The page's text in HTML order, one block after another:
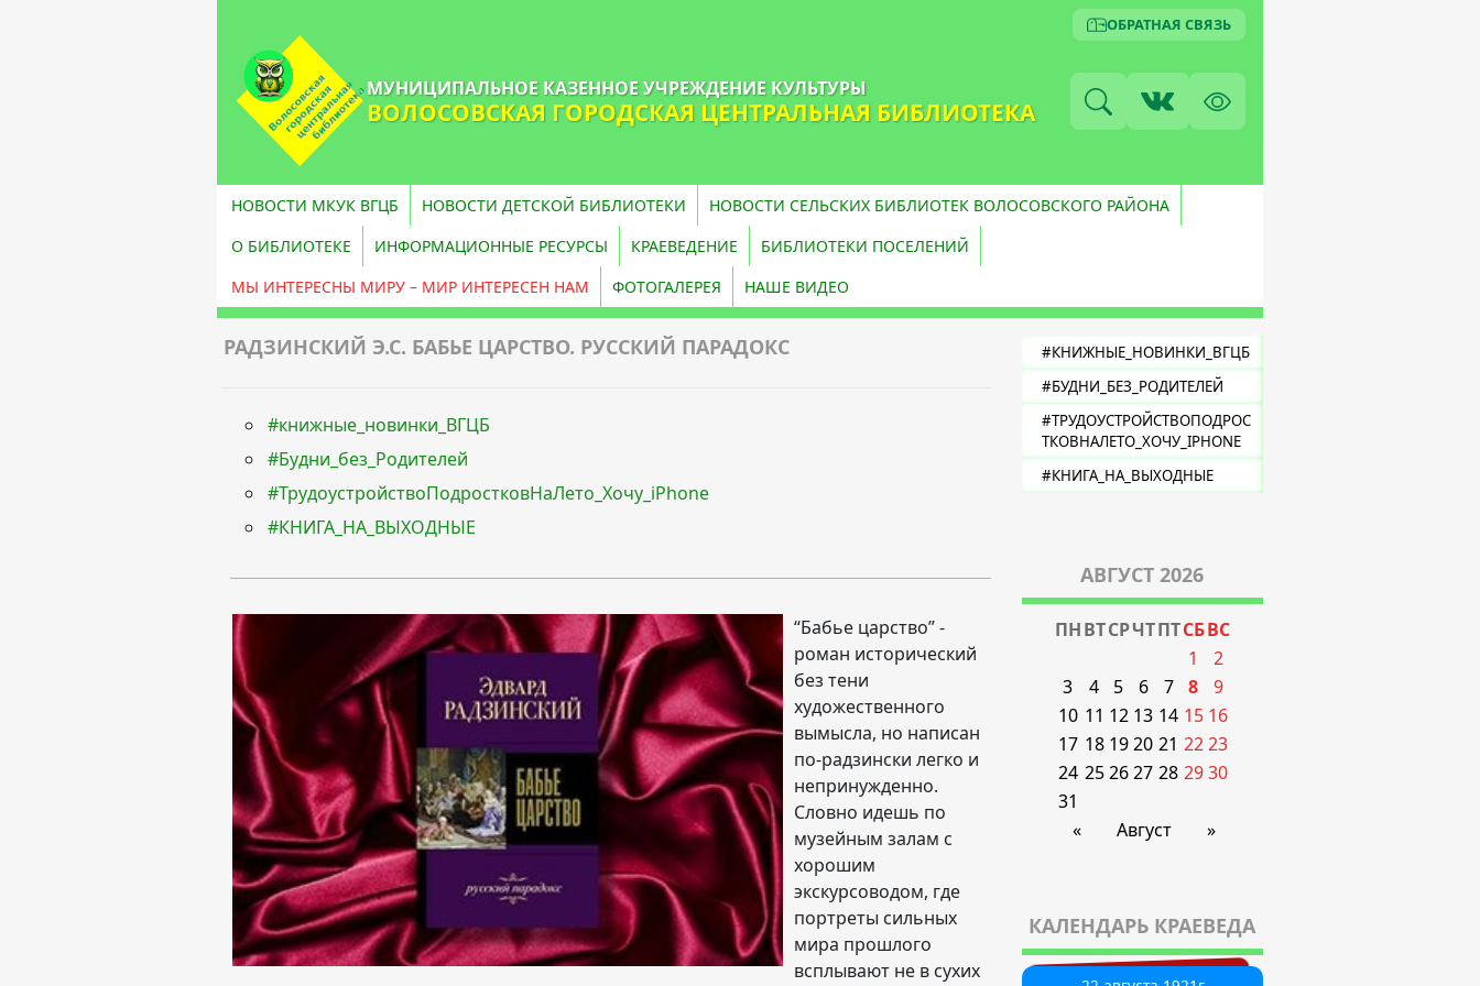
МУНИЦИПАЛЬНОЕ КАЗЕННОЕ УЧРЕЖДЕНИЕ КУЛЬТУРЫ
ВОЛОСОВСКАЯ ГОРОДСКАЯ ЦЕНТРАЛЬНАЯ БИБЛИОТЕКА
ОБРАТНАЯ СВЯЗЬ
НОВОСТИ МКУК ВГЦБ НОВОСТИ ДЕТСКОЙ БИБЛИОТЕКИ
НОВОСТИ СЕЛЬСКИХ БИБЛИОТЕК ВОЛОСОВСКОГО РАЙОНА
О БИБЛИОТЕКЕ
ИНФОРМАЦИОННЫЕ РЕСУРСЫ КРАЕВЕДЕНИЕ
БИБЛИОТЕКИ ПОСЕЛЕНИЙ
МЫ ИНТЕРЕСНЫ МИРУ – МИР ИНТЕРЕСЕН НАМ
ФОТОГАЛЕРЕЯ НАШЕ ВИДЕО
РАДЗИНСКИЙ Э.С. БАБЬЕ ЦАРСТВО. РУССКИЙ ПАРАДОКС
#книжные_новинки_ВГЦБ
#Будни_без_Родителей
#ТрудоустройствоПодростковНаЛето_Хочу_iPhone
#КНИГА_НА_ВЫХОДНЫЕ
“Бабье царство” -
роман исторический
без тени
художественного
вымысла, но написан
по-радзински легко и
непринужденно.
Словно идешь по
музейным залам с
хорошим
экскурсоводом, где
портреты сильных
мира прошлого
всплывают не в сухих
#КНИЖНЫЕ_НОВИНКИ_ВГЦБ
#БУДНИ_БЕЗ_РОДИТЕЛЕЙ
#ТРУДОУСТРОЙСТВОПОДРОС
ТКОВНАЛЕТО_ХОЧУ_IPHONE
#КНИГА_НА_ВЫХОДНЫЕ
АВГУСТ 2026
ПНВТСРЧТПТСБВС
1
2
3
4 5 6 7 8
9
10 11 12 13 14 15 16
17 18 19 20 21 22 23
24 2526 27 28 29 30
31
«
Август »
КАЛЕНДАРЬ КРАЕВЕДА
21 августа 1935г
22 августа 1921г